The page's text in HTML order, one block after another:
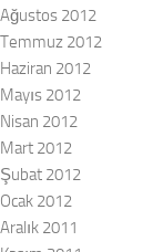
Ağustos 2012
Temmuz 2012
Haziran 2012
Mayıs 2012
Nisan 2012
Mart 2012
Şubat 2012
Ocak 2012
Aralık 2011